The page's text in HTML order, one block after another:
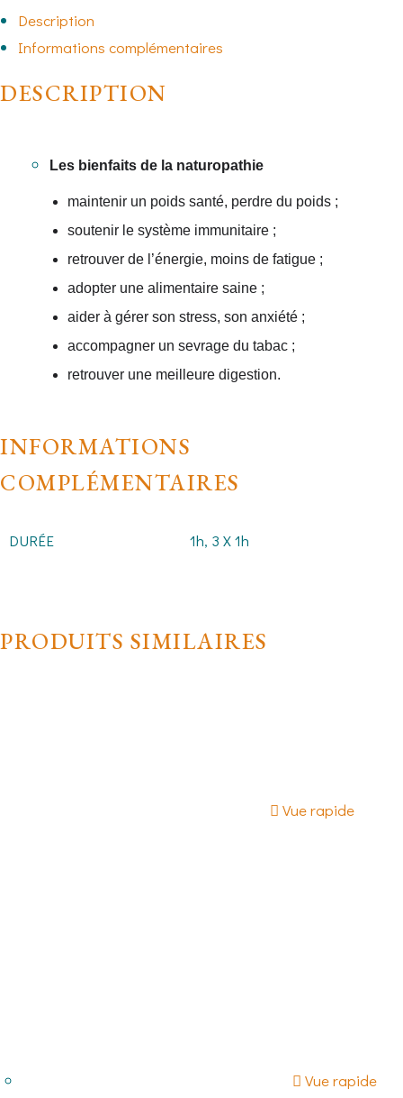
Description
Informations complémentaires
DESCRIPTION
Les bienfaits de la naturopathie
maintenir un poids santé, perdre du poids ;
soutenir le système immunitaire ;
retrouver de l’énergie, moins de fatigue ;
adopter une alimentaire saine ;
aider à gérer son stress, son anxiété ;
accompagner un sevrage du tabac ;
retrouver une meilleure digestion.
INFORMATIONS
COMPLÉMENTAIRES
DURÉE 1h, 3 X 1h
PRODUITS SIMILAIRES
Vue rapide
Vue rapide